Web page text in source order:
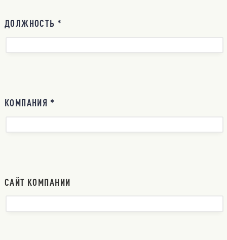
ДОЛЖНОСТЬ *
КОМПАНИЯ *
САЙТ КОМПАНИИ